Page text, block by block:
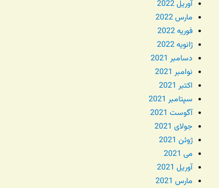
آوریل 2022
مارس 2022
فوریه 2022
ژانویه 2022
دسامبر 2021
نوامبر 2021
اکتبر 2021
سپتامبر 2021
آگوست 2021
جولای 2021
ژوئن 2021
می 2021
آوریل 2021
مارس 2021